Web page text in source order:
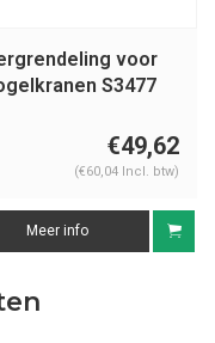
voor
S3477
€49,62
(€60,04 Incl. btw)
Meer info